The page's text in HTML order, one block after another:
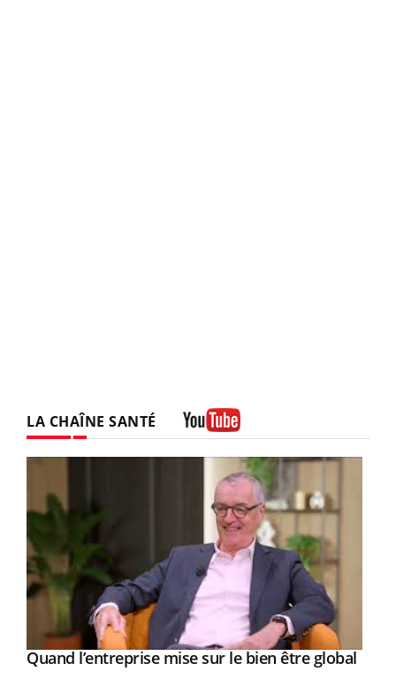
LA CHAÎNE SANTÉ
Youtube
Quand l’entreprise mise sur le bien être global